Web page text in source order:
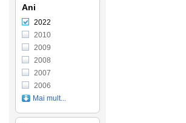
Ani
2022
2010
2009
2008
2007
2006
Mai mult...